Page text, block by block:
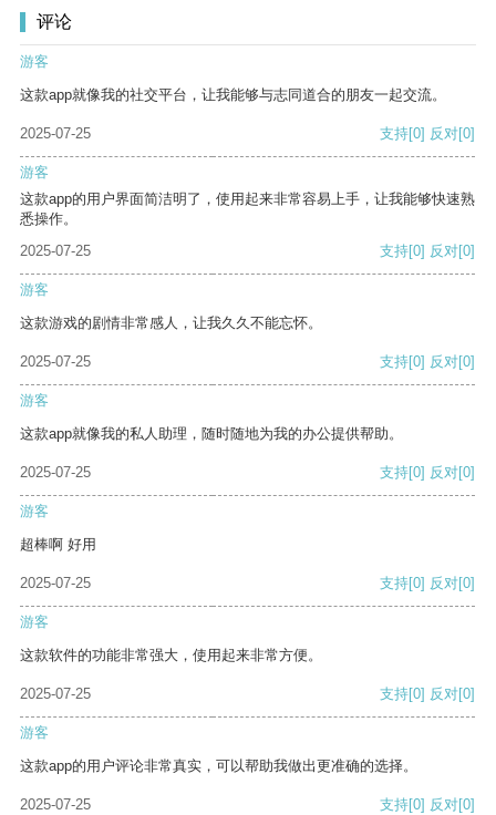
评论
游客
这款app就像我的社交平台，让我能够与志同道合的朋友一起交流。
2025-07-25 支持[0] 反对[0]
游客
这款app的用户界面简洁明了，使用起来非常容易上手，让我能够快速熟
悉操作。
2025-07-25
支持[0] 反对[0]
游客
这款游戏的剧情非常感人，让我久久不能忘怀。
2025-07-25 支持[0] 反对[0]
游客
这款app就像我的私人助理，随时随地为我的办公提供帮助。
2025-07-25 支持[0] 反对[0]
游客
超棒啊 好用
2025-07-25 支持[0] 反对[0]
游客
这款软件的功能非常强大，使用起来非常方便。
2025-07-25 支持[0] 反对[0]
游客
这款app的用户评论非常真实，可以帮助我做出更准确的选择。
2025-07-25 支持[0] 反对[0]